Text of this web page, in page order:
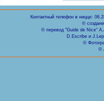
Контактный телефон в ницце:
©
© перевод "Guide de Nice"
D.Escribe и
©
©